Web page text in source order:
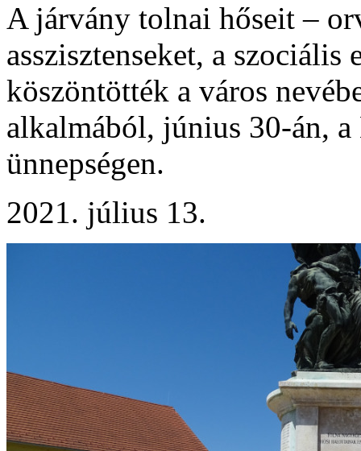
A járvány tolnai hőseit –
asszisztenseket, a
köszöntötték a város
alkalmából, június 30-án,
ünnepségen.
2021. július 13.